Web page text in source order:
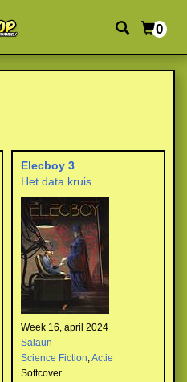
0
Elecboy 3
Het data kruis
Week 16, april 2024
Salaün
Science Fiction,Actie
Softcover